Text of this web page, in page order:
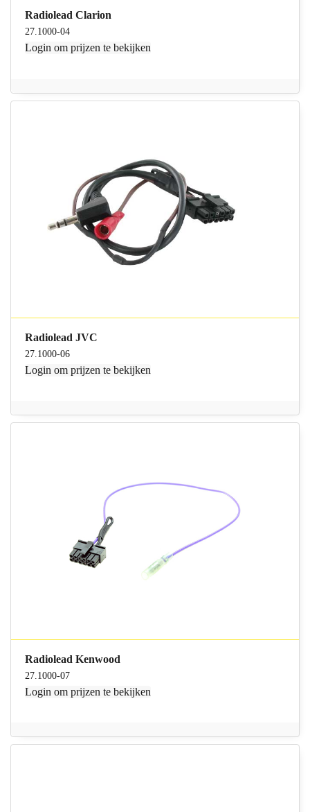
Radiolead Clarion
27.1000-04
Login om prijzen te bekijken
Radiolead JVC
27.1000-06
Login om prijzen te bekijken
Radiolead Kenwood
27.1000-07
Login om prijzen te bekijken